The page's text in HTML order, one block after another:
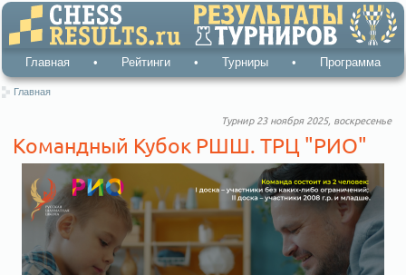
Главная • Рейтинги • Турниры • Программа
Главная
Турнир 23 ноября 2025, воскресенье
Командный Кубок РШШ. ТРЦ "РИО"